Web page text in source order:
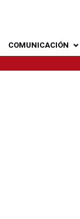
COMUNICACIÓN